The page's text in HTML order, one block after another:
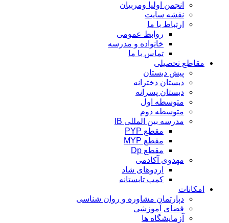
انجمن اولیا ومربیان
نقشه سایت
ارتباط با ما
روابط عمومی
خانواده و مدرسه
تماس با ما
مقاطع تحصیلی
پیش دبستان
دبستان دخترانه
دبستان پسرانه
متوسطه اول
متوسطه دوم
مدرسه بین المللی IB
مقطع PYP
مقطع MYP
مقطع Dp
مهدوی آکادمی
اردوهای شاد
کمپ تابستانه
امکانات
دپارتمان مشاوره و روان شناسی
فضای آموزشی
آزمایشگاه ها